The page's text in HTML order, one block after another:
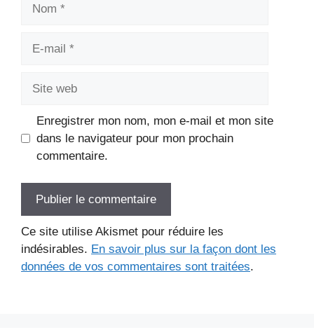
Enregistrer mon nom, mon e-mail et mon site
dans le navigateur pour mon prochain
commentaire.
Ce site utilise Akismet pour réduire les
indésirables. En savoir plus sur la façon dont les
données de vos commentaires sont traitées.